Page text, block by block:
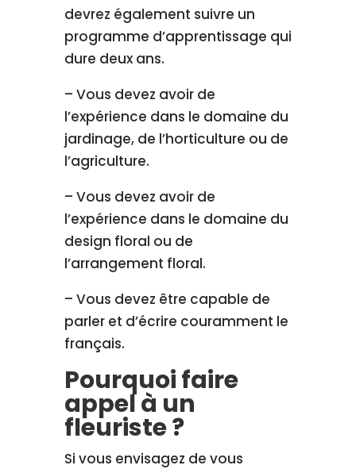
devrez également suivre un
programme d’apprentissage qui
dure deux ans.
– Vous devez avoir de
l’expérience dans le domaine du
jardinage, de l’horticulture ou de
l’agriculture.
– Vous devez avoir de
l’expérience dans le domaine du
design floral ou de
l’arrangement floral.
– Vous devez être capable de
parler et d’écrire couramment le
français.
Pourquoi faire
appel à un
fleuriste ?
Si vous envisagez de vous